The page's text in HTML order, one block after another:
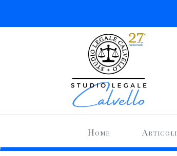
Home Articoli